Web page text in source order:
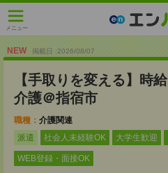
メニュー
NEW 掲載日 :2026/08/07
【手取りを変える】時
介護＠指宿市
職種： 介護関連
派遣
社会人未経験OK 大学生歓迎
WEB登録・面接OK